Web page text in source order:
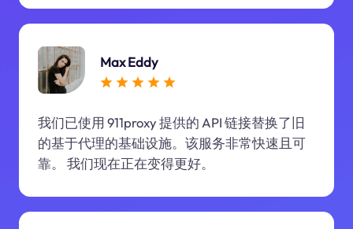
Max Eddy
我们已使用 911proxy 提供的 API 链接替换了旧
的基于代理的基础设施。该服务非常快速且可
靠。 我们现在正在变得更好。